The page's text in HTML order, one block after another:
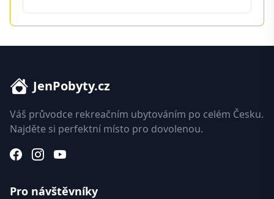
JenPobyty.cz
Váš průvodce rekreačním ubytováním po celém Česku.
Najděte si perfektní místo pro dovolenou.
Pro návštěvníky